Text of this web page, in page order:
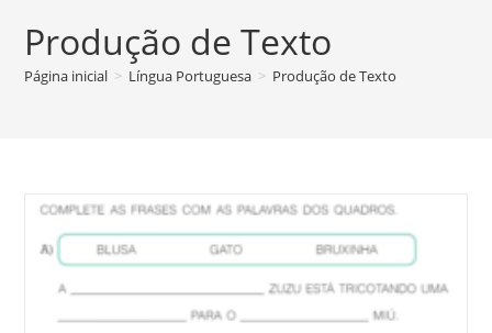
Produção de Texto
Página inicial > Língua Portuguesa > Produção de Texto